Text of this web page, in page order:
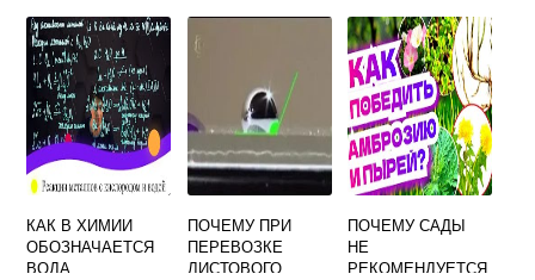
РАБОТ
КАК В ХИМИИ
ОБОЗНАЧАЕТСЯ
ВОДА
ПОЧЕМУ ПРИ
ПЕРЕВОЗКЕ
ЛИСТОВОГО
ПОЧЕМУ САДЫ
НЕ
РЕКОМЕНДУЕТСЯ